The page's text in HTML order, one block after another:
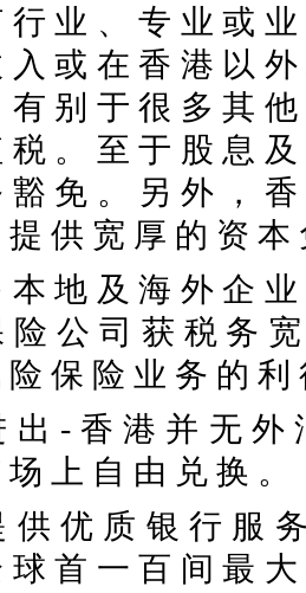
行 业 、 专 业 或
入 或 在 香 港 以
有 别 于 很 多 其
税 。 至 于 股 息
豁 免 。 另 外 ，
供 宽 厚 的 资 本
本 地 及 海 外 企
险 公 司 获 税 务
保 险 业 务 的
出 - 香 港 并 无 外
上 自 由 兑 换 。
供 优 质 银 行 服
球 首 一 百 间 最